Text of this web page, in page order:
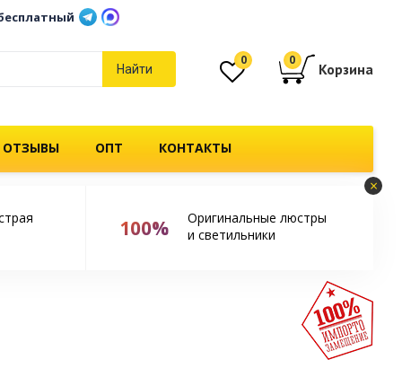
Найти
0 0
Корзина
ОПТ КОНТАКТЫ
×
100%
Оригинальные люстры
и светильники